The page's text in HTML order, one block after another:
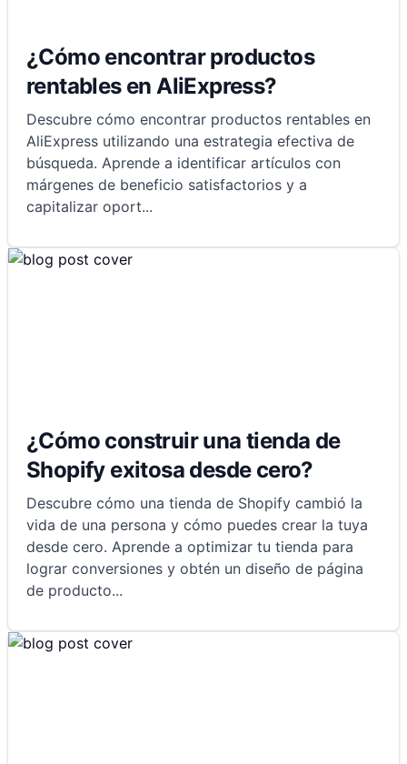
¿Cómo encontrar productos
rentables en AliExpress?
Descubre cómo encontrar productos rentables en
AliExpress utilizando una estrategia efectiva de
búsqueda. Aprende a identificar artículos con
márgenes de beneficio satisfactorios y a
capitalizar oport...
¿Cómo construir una tienda de
Shopify exitosa desde cero?
Descubre cómo una tienda de Shopify cambió la
vida de una persona y cómo puedes crear la tuya
desde cero. Aprende a optimizar tu tienda para
lograr conversiones y obtén un diseño de página
de producto...